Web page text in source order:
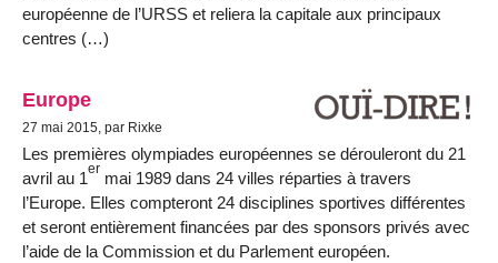
européenne de l’URSS et reliera la capitale aux principaux
centres (…)
Europe
27 mai 2015, par Rixke
Les premières olympiades européennes se dérouleront du 21
avril au 1er mai 1989 dans 24 villes réparties à travers
l’Europe. Elles compteront 24 disciplines sportives différentes
et seront entièrement financées par des sponsors privés avec
l’aide de la Commission et du Parlement européen.